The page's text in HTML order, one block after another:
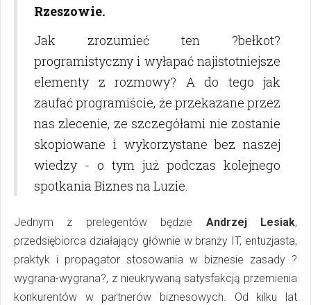
Rzeszowie.
Jak zrozumieć ten ?bełkot?
programistyczny i wyłapać najistotniejsze
elementy z rozmowy? A do tego jak
zaufać programiście, że przekazane przez
nas zlecenie, ze szczegółami nie zostanie
skopiowane i wykorzystane bez naszej
wiedzy - o tym już podczas kolejnego
spotkania Biznes na Luzie.
Jednym z prelegentów będzie Andrzej Lesiak,
przedsiębiorca działający głównie w branży IT, entuzjasta,
praktyk i propagator stosowania w biznesie zasady ?
wygrana-wygrana?, z nieukrywaną satysfakcją przemienia
konkurentów w partnerów biznesowych. Od kilku lat